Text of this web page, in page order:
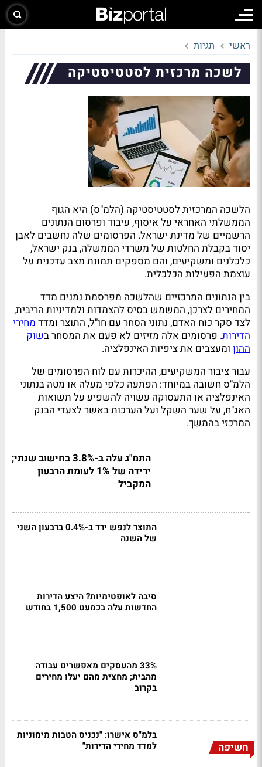
ראשי תגיות
לשכה מרכזית לסטטיסטיקה
הלשכה המרכזית לסטטיסטיקה (הלמ"ס) היא הגוף
הממשלתי האחראי על איסוף, עיבוד ופרסום הנתונים
הרשמיים של מדינת ישראל. הפרסומים שלה נחשבים לאבן
יסוד בקבלת החלטות של משרדי הממשלה, בנק ישראל,
כלכלנים ומשקיעים, והם מספקים תמונת מצב עדכנית על
עוצמת הפעילות הכלכלית.
בין הנתונים המרכזיים שהלשכה מפרסמת נמנים מדד
המחירים לצרכן, המשמש בסיס להצמדות ולמדיניות הריבית,
לצד סקר כוח האדם, נתוני הסחר עם חו"ל, התוצר ומדדמחירי
הדירות. פרסומים אלה מזיזים לא פעם את המסחר בשוק
ההון ומעצבים את ציפיות האינפלציה.
עבור ציבור המשקיעים, ההיכרות עם לוח הפרסומים של
הלמ"ס חשובה במיוחד: הפתעה כלפי מעלה או מטה בנתוני
האינפלציה או התעסוקה עשויה להשפיע על תשואות
האג"ח, על שער השקל ועל הערכות באשר לצעדי הבנק
המרכזי בהמשך.
התמ"ג עלה ב-3.8% בחישוב שנתי;
ירידה של 1% לעומת הרבעון
המקביל
התוצר לנפש ירד ב-0.4% ברבעון השני
של השנה
סיבה לאופטימיות? היצע הדירות
החדשות עלה בכמעט 1,500 בחודש
33% מהעסקים מאפשרים עבודה
מהבית; מחצית מהם יעלו מחירים
בקרוב
חשיפה
בלמ"ס אישרו: "נכניס הטבות מימוניות
למדד מחירי הדירות"